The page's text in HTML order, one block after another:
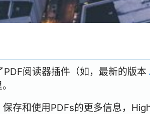
阅读器插件（如，最新的版本
存和使用PDFs的更多信息，